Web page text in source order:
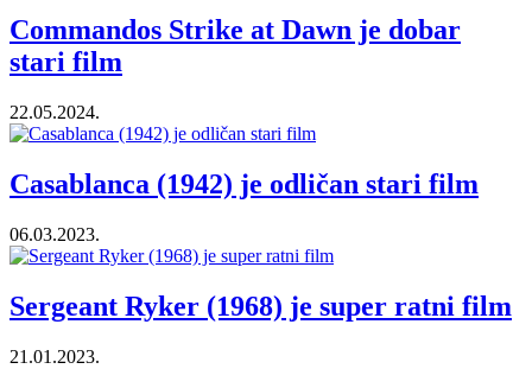
Commandos Strike at Dawn je dobar
stari film
22.05.2024.
Casablanca (1942) je odličan stari film
06.03.2023.
Sergeant Ryker (1968) je super ratni film
21.01.2023.